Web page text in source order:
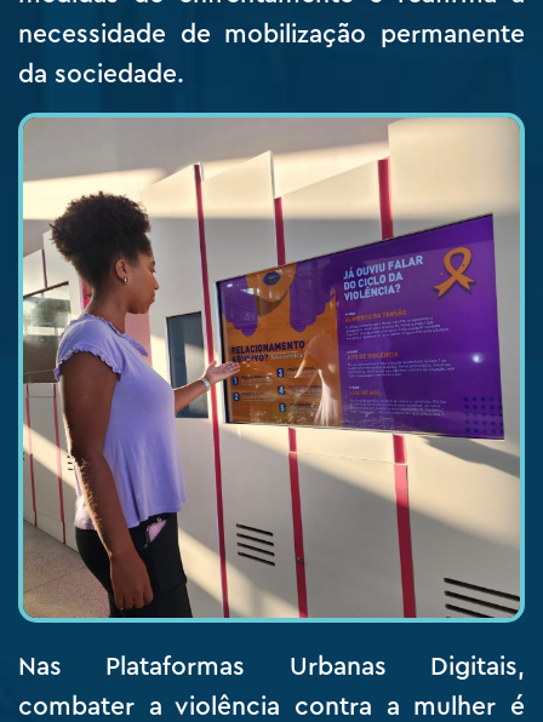
necessidade de mobilização permanente
da sociedade.
Nas Plataformas Urbanas Digitais,
combater a violência contra a mulher é